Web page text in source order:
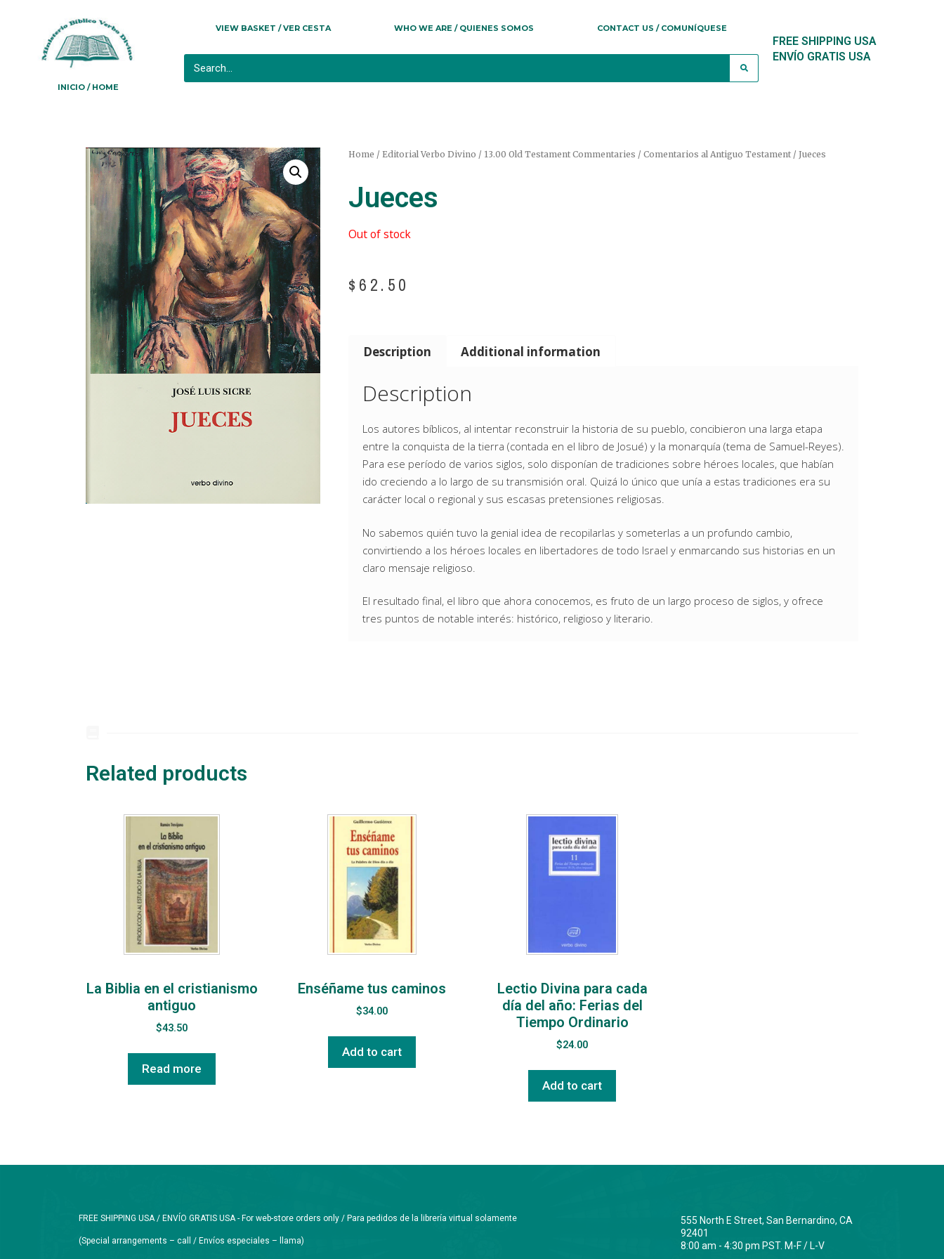
INICIO / HOME
VIEW BASKET / VER CESTA WHO WE ARE / QUIENES SOMOS CONTACT US / COMUNÍQUESE
FREE SHIPPING USA
ENVÍO GRATIS USA
Home / Editorial Verbo Divino / 13.00 Old Testament Commentaries / Comentarios al Antiguo Testament/ Jueces
Jueces
Out of stock
$ 62.50
Description Additional information
Description
Los autores bíblicos, al intentar reconstruir la historia de su pueblo, concibieron una larga etapa
entre la conquista de la tierra (contada en el libro de Josué) y la monarquía (tema de Samuel-Reyes).
Para ese período de varios siglos, solo disponían de tradiciones sobre héroes locales, que habían
ido creciendo a lo largo de su transmisión oral. Quizá lo único que unía a estas tradiciones era su
carácter local o regional y sus escasas pretensiones religiosas.
No sabemos quién tuvo la genial idea de recopilarlas y someterlas a un profundo cambio,
convirtiendo a los héroes locales en libertadores de todo Israel y enmarcando sus historias en un
claro mensaje religioso.
El resultado final, el libro que ahora conocemos, es fruto de un largo proceso de siglos, y ofrece
tres puntos de notable interés: histórico, religioso y literario.
Related products
La Biblia en el cristianismo
antiguo
$43.50
Read more
Enséñame tus caminos
$34.00
Add to cart
Lectio Divina para cada
día del año: Ferias del
Tiempo Ordinario
$24.00
Add to cart
FREE SHIPPING USA / ENVÍO GRATIS USA - For web-store orders only / Para pedidos de la librería virtual solamente
(Special arrangements – call / Envíos especiales – llama)
555 North E Street, San Bernardino, CA
92401
8:00 am - 4:30 pm PST. M-F / L-V